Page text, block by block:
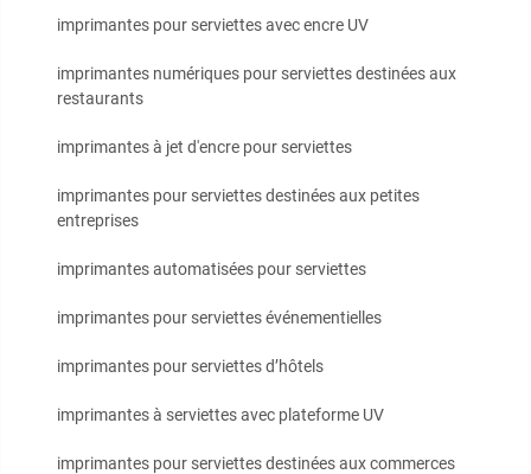
imprimantes pour serviettes avec encre UV
imprimantes numériques pour serviettes destinées aux
restaurants
imprimantes à jet d'encre pour serviettes
imprimantes pour serviettes destinées aux petites
entreprises
imprimantes automatisées pour serviettes
imprimantes pour serviettes événementielles
imprimantes pour serviettes d’hôtels
imprimantes à serviettes avec plateforme UV
imprimantes pour serviettes destinées aux commerces